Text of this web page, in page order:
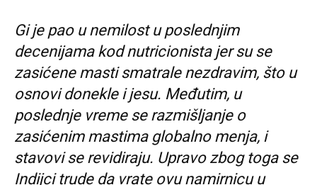
Gi je pao u nemilost u poslednjim
decenijama kod nutricionista jer su se
zasićene masti smatrale nezdravim, što u
osnovi donekle i jesu. Međutim, u
poslednje vreme se razmišljanje o
zasićenim mastima globalno menja, i
stavovi se revidiraju. Upravo zbog toga se
Indijci trude da vrate ovu namirnicu u